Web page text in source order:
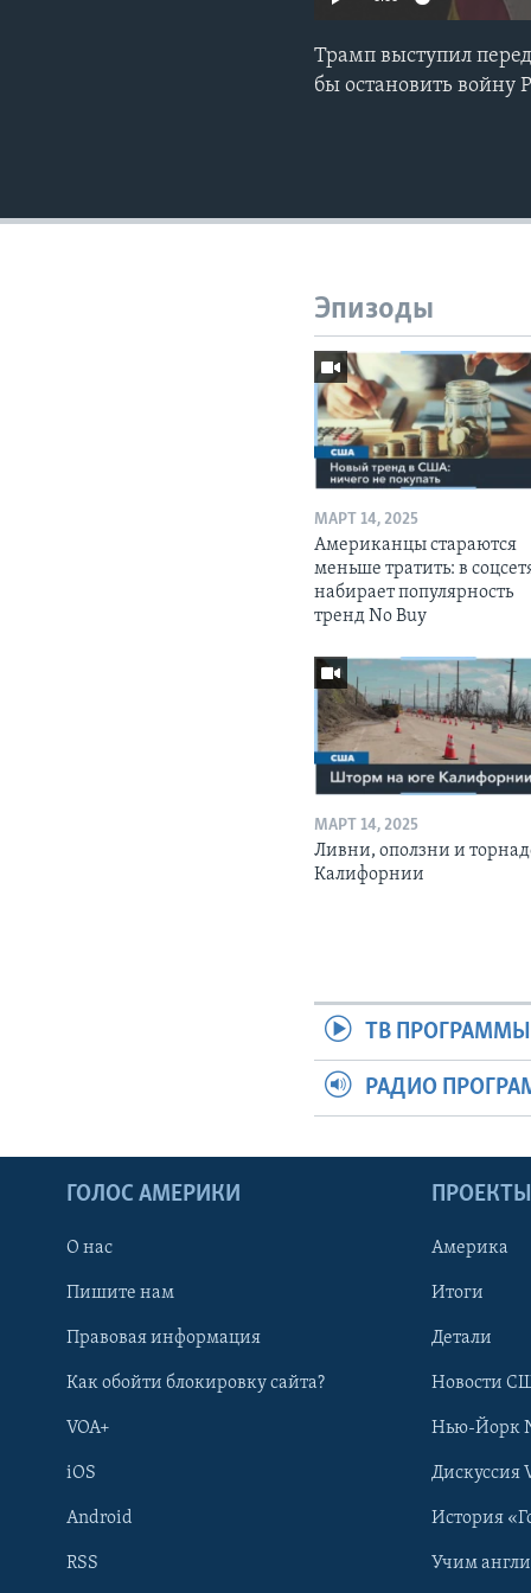
Трамп выступил
бы остановить войну
Эпизоды
МАРТ 14, 2025
Американцы стараются
меньше тратить: в
набирает популярность
тренд No Buy
МАРТ 14, 2025
Ливни, оползни и
Калифорнии
ТВ ПРОГРАММЫ
РАДИО
ГОЛОС АМЕРИКИ
О нас
Пишите нам
Правовая информация
Как обойти блокировку сайта?
VOA+
iOS
Android
RSS
ПРОЕКТЫ
Америка
Итоги
Детали
Новости
Нью-Йорк
Дискуссия
История
Учим